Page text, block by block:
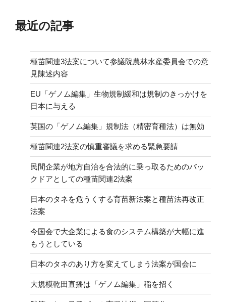
最近の記事
種苗関連3法案について参議院農林水産委員会での意
見陳述内容
EU「ゲノム編集」生物規制緩和は規制のきっかけを
日本に与える
英国の「ゲノム編集」規制法（精密育種法）は無効
種苗関連2法案の慎重審議を求める緊急要請
民間企業が地方自治を合法的に乗っ取るためのバッ
クドアとしての種苗関連2法案
日本のタネを危うくする育苗新法案と種苗法再改正
法案
今国会で大企業による食のシステム構築が大幅に進
もうとしている
日本のタネのあり方を変えてしまう法案が国会に
大規模乾田直播は「ゲノム編集」稲を招く